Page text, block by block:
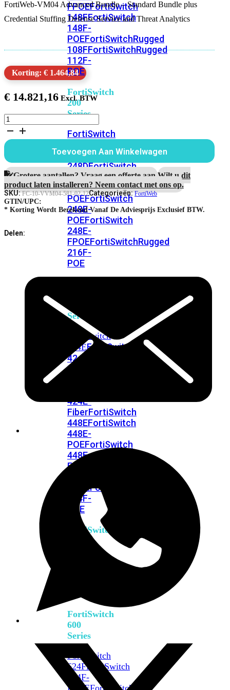
FPOEFortiSwitch
148FFortiSwitch
148F-
POEFortiSwitchRugged
108FFortiSwitchRugged
112F-
POE
FortiSwitch
200
Series
FortiSwitch
FPOEFortiSwitch
248DFortiSwitch
224EFortiswitch
224E-
POEFortiSwitch
248E-
POEFortiSwitch
248E-
FPOEFortiSwitchRugged
216F-
POE
Series
FortiSwitch
424EFortiSwitch
424E-
POE
424E-
FiberFortiSwitch
448EFortiSwitch
448E-
POEFortiSwitch
448E-
FPOE
FPOEFortiSwitchRugged
424F-
POE
FortiSwitch
FortiSwitch
600
Series
FortiSwitch
624FFortiSwitch
624F-
FPOEFortiSwitch
FortiWeb-VM04 Advanced Bundle – Standard Bundle plus
Credential Stuffing Defense Service and Threat Analytics
Korting: € 1.464,84
€ 14.821,16
FortiWeb-
VM04
jaar
Advanced
Bundle
aantal
Toevoegen Aan Winkelwagen
Grotere aantallen? Vraag een offerte aan.Wilt u dit
product laten installeren? Neem contact met ons op.
SKU:FC-10-VVM04-581-02-12Categorieën:FortiWeb
GTIN/UPC:
* Korting Wordt Berekend Vanaf De Adviesprijs Exclusief BTW.
Delen: